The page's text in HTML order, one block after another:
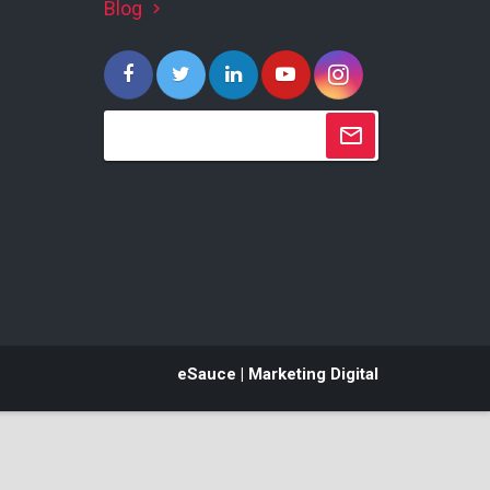
Blog keyboard_arrow_right
eSauce | Marketing Digital